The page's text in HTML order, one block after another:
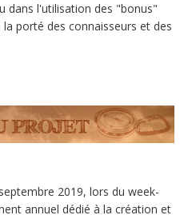
dans l'utilisation des "bonus"
porté des connaisseurs et des
2019, lors du week-
annuel dédié à la création et